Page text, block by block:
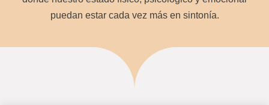
puedan estar cada vez más en sintonía.